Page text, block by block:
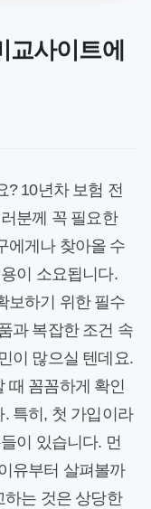
사이트에
? 10년차 보험 전
분께 꼭 필요한
에게나 찾아올 수
이 소요됩니다.
보하기 위한 필수
과 복잡한 조건 속
이 많으실 텐데요.
때 꼼꼼하게 확인
특히, 첫 가입이라
이 있습니다. 먼
유부터 살펴볼까
하는 것은 상당한